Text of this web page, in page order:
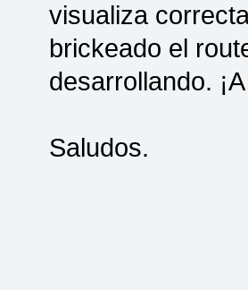
visualiza
brickeado el
desarrollando.
Saludos.